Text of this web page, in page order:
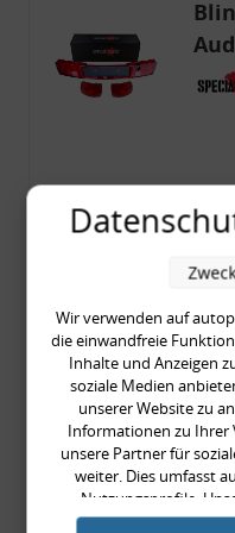
80
Wir verwenden auf
die einwandfreie
Inhalte und Anzeigen
soziale Medien
unserer Website zu
Informationen zu Ihrer
unsere Partner für
weiter. Dies umfasst
Nutzungsprofile.
Products) führen diese